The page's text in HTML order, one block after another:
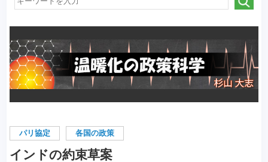
パリ協定 各国の政策
インドの約束草案